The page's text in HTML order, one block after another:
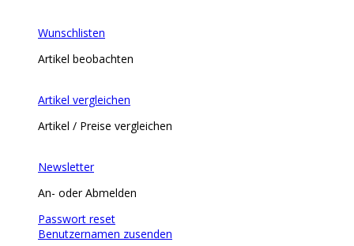
Wunschlisten
Artikel beobachten
Artikel vergleichen
Artikel / Preise vergleichen
Newsletter
An- oder Abmelden
Passwort reset
Benutzernamen zusenden